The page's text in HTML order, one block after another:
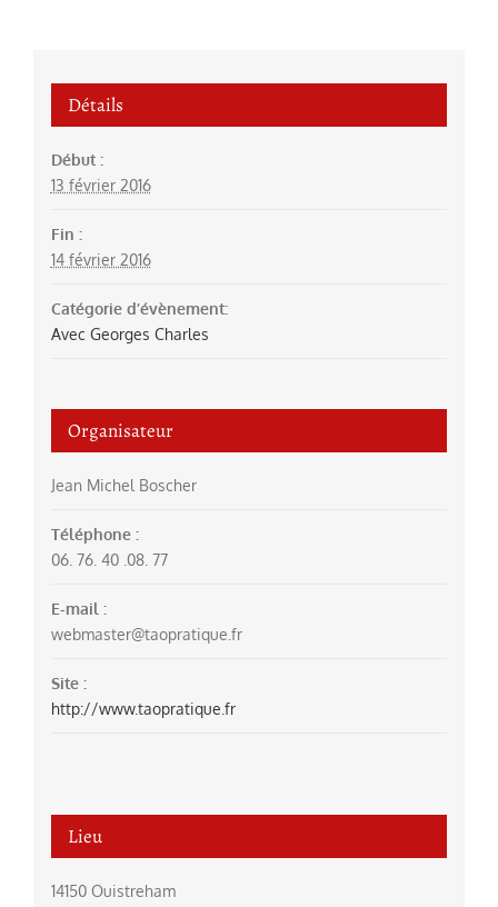
Détails
Début :
13 février 2016
Fin :
14 février 2016
Catégorie d’évènement:
Avec Georges Charles
Organisateur
Jean Michel Boscher
Téléphone :
06. 76. 40 .08. 77
E-mail :
webmaster@taopratique.fr
Site :
http://www.taopratique.fr
Lieu
14150 Ouistreham